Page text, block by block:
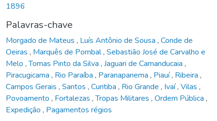
1896
Palavras-chave
Morgado de Mateus , Luís Antônio de Sousa , Conde de
Oeiras , Marquês de Pombal, Sebastião José de Carvalho e
Melo ,Tomas Pinto da Silva , Jaguari de Camanducaia ,
Piracugicama , Rio Paraíba , Paranapanema , Piauí, Ribeira ,
Campos Gerais , Santos , Curitiba , Rio Grande , Ivaí, Vilas ,
Povoamento , Fortalezas ,Tropas Militares , Ordem Pública ,
Expedição , Pagamentos régios